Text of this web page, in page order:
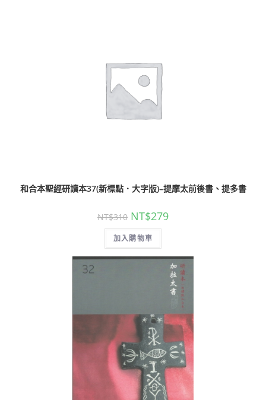
和合本聖經研讀本37(新標點．大字版)–提摩太前後書、提多書
NT$310 NT$279
加入購物車